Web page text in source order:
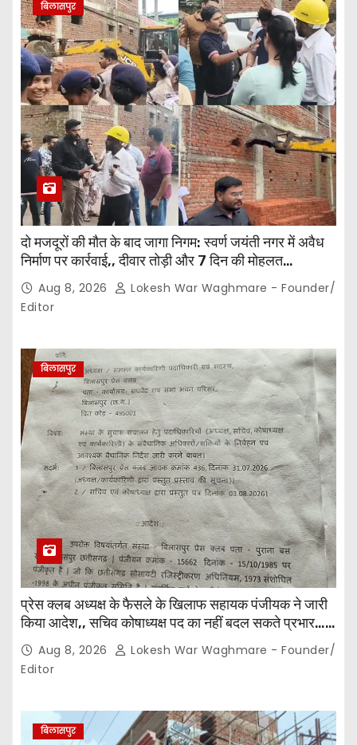
बिलासपुर
दो मजदूरों की मौत के बाद जागा निगम: स्वर्ण जयंती नगर में अवैध
निर्माण पर कार्रवाई,, दीवार तोड़ी और 7 दिन की मोहलत…
Aug 8, 2026
Lokesh War Waghmare - Founder/
Editor
बिलासपुर
प्रेस क्लब अध्यक्ष के फैसले के खिलाफ सहायक पंजीयक ने जारी
किया आदेश,, सचिव कोषाध्यक्ष पद का नहीं बदल सकते प्रभार…
पदाधिकारियों के बीच विवाद अब प्रशासनिक जांच और नियमों की
कसौटी तक पहुंचा…
Aug 8, 2026
Lokesh War Waghmare - Founder/
Editor
बिलासपुर